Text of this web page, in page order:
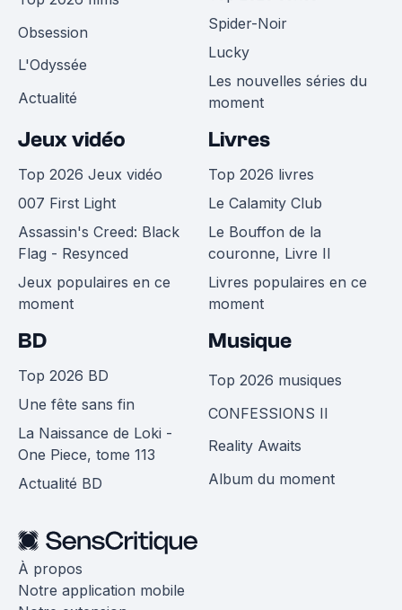
Obsession
L'Odyssée
Actualité
Spider-Noir
Lucky
Les nouvelles séries du
moment
Jeux vidéo
Top 2026 Jeux vidéo
007 First Light
Assassin's Creed: Black
Flag - Resynced
Jeux populaires en ce
moment
Livres
Top 2026 livres
Le Calamity Club
Le Bouffon de la
couronne, Livre II
Livres populaires en ce
moment
BD
Top 2026 BD
Une fête sans fin
La Naissance de Loki -
One Piece, tome 113
Actualité BD
Musique
Top 2026 musiques
CONFESSIONS II
Reality Awaits
Album du moment
À propos
Notre application mobile